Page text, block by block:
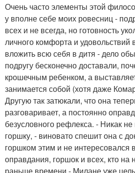
Очень часто элементы этой
у вполне себе моих ровесниц -
всех и не всегда, но готовность
личного комфорта и удовольствий
вложить всю себя в дитя - дело
подругу бесконечно доставали,
крошечным ребенком, а
занимается собой (хотя даже
Другую так затюкали, что она
разговаривает, а постоянно
безусловного рефлекса. - Никак
горшку, - виновато спешит она с
горшком этим и не интересовался
оправдания, горшок и всех, кто на
раньше времени - Милане уже